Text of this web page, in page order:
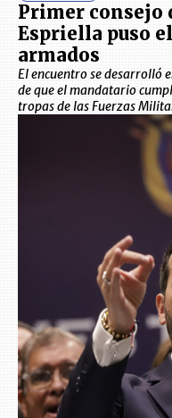
Primer consejo
Espriella puso
armados
El encuentro se desarrolló
de que el mandatario
tropas de las Fuerzas